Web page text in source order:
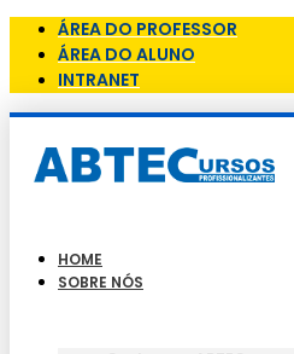
ÁREA DO PROFESSOR
ÁREA DO ALUNO
INTRANET
HOME
SOBRE NÓS